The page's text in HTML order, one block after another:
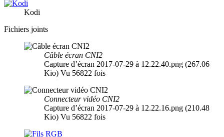
Kodi
Fichiers joints
Câble écran CNI2
Capture d’écran 2017-07-29 à 12.22.40.png (267.06
Kio) Vu 56822 fois
Connecteur vidéo CNI2
Capture d’écran 2017-07-29 à 12.22.16.png (210.48
Kio) Vu 56822 fois